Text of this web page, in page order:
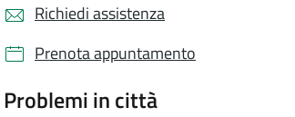
Richiedi assistenza
Prenota appuntamento
Problemi in città